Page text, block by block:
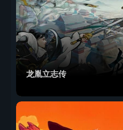
龙胤立志传